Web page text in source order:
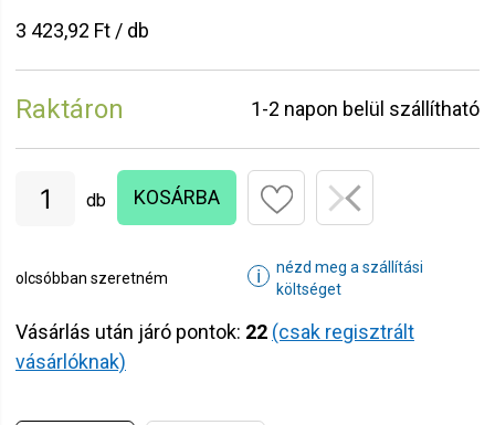
3 423,92 Ft / db
Raktáron 1-2 napon belül szállítható
db KOSÁRBA
olcsóbban szeretném ℹ
nézd meg a szállítási
költséget
Vásárlás után járó pontok: 22 (csak regisztrált
vásárlóknak)